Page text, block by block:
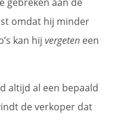
omdat hij minder
kan hij vergeten een
altijd al een bepaald
de verkoper dat